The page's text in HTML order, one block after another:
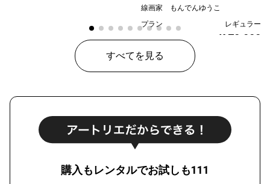
線画家 もんでんゆうこ
プラン
レギュラー
価格
¥ 70,000
すべてを見る
購入もレンタルでお試しも111